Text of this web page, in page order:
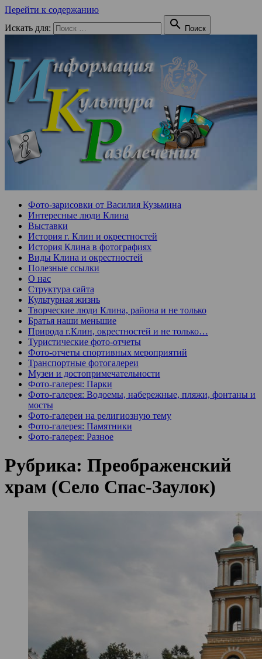
Перейти к содержанию
Искать для:
 Поиск
Фото-зарисовки от Василия Кузьмина
Интересные люди Клина
Выставки
История г. Клин и окрестностей
История Клина в фотографиях
Виды Клина и окрестностей
Полезные ссылки
О нас
Структура сайта
Культурная жизнь
Творческие люди Клина, района и не только
Братья наши меньшие
Природа г.Клин, окрестностей и не только…
Туристические фото-отчеты
Фото-отчеты спортивных мероприятий
Транспортные фотогалереи
Музеи и достопримечательности
Фото-галерея: Парки
Фото-галерея: Водоемы, набережные, пляжи, фонтаны и
мосты
Фото-галереи на религиозную тему
Фото-галерея: Памятники
Фото-галерея: Разное
Рубрика: Преображенский
храм (Село Спас-Заулок)